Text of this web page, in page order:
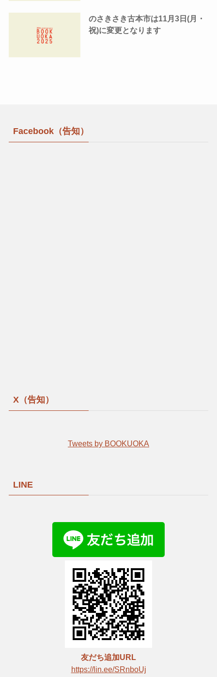
のさきさき古本市は11月3日(月・
祝)に変更となります
Facebook（告知）
X（告知）
Tweets by BOOKUOKA
LINE
友だち追加URL
https://lin.ee/SRnboUj